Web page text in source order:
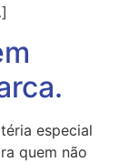
especial
quem não